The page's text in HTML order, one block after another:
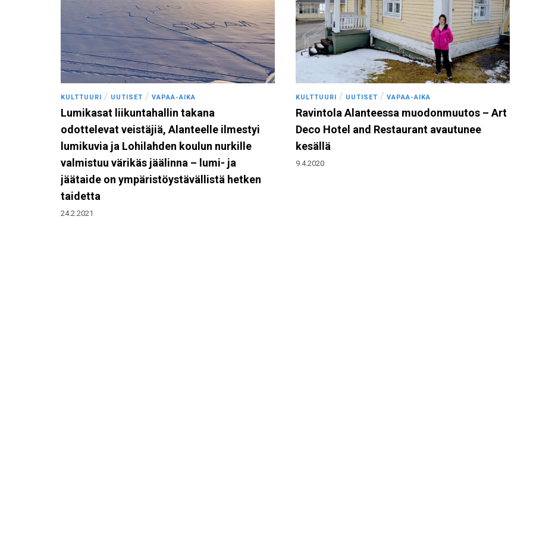
KULTTUURI / UUTISET / VAPAA-AIKA
Lumikasat liikuntahallin takana
odottelevat veistäjiä, Alanteelle ilmestyi
lumikuvia ja Lohilahden koulun nurkille
valmistuu värikäs jäälinna – lumi- ja
jäätaide on ympäristöystävällistä hetken
taidetta
24.2.2021
KULTTUURI / UUTISET / VAPAA-AIKA
Ravintola Alanteessa muodonmuutos – Art
Deco Hotel and Restaurant avautunee
kesällä
9.4.2020